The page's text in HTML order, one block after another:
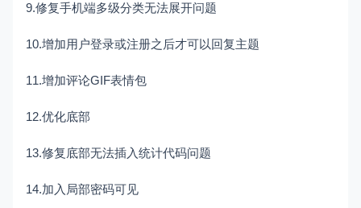
9.修复手机端多级分类无法展开问题
10.增加用户登录或注册之后才可以回复主题
11.增加评论GIF表情包
12.优化底部
13.修复底部无法插入统计代码问题
14.加入局部密码可见